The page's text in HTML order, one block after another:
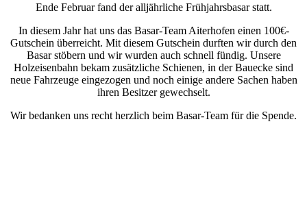
Ende Februar fand der alljährliche Frühjahrsbasar statt.
In diesem Jahr hat uns das Basar-Team Aiterhofen einen 100€-
Gutschein überreicht. Mit diesem Gutschein durften wir durch den
Basar stöbern und wir wurden auch schnell fündig. Unsere
Holzeisenbahn bekam zusätzliche Schienen, in der Bauecke sind
neue Fahrzeuge eingezogen und noch einige andere Sachen haben
ihren Besitzer gewechselt.
Wir bedanken uns recht herzlich beim Basar-Team für die Spende.